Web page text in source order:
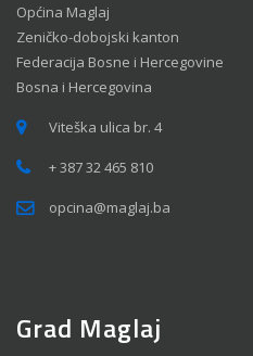
Općina Maglaj
Zeničko-dobojski kanton
Federacija Bosne i Hercegovine
Bosna i Hercegovina
Viteška ulica br. 4
+ 387 32 465 810
opcina@maglaj.ba
Grad Maglaj